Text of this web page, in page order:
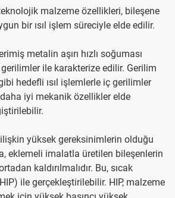
malzeme özellikleri, bileşene
bir ısıl işlem süreciyle elde edilir.
metalin aşırı hızlı soğuması
ile karakterize edilir. Gerilim
hedefli ısıl işlemlerle iç gerilimler
iyi mekanik özellikler elde
yüksek gereksinimlerin olduğu
eklemeli imalatla üretilen bileşenlerin
kaldırılmalıdır. Bu, sıcak
ile gerçekleştirilebilir. HIP, malzeme